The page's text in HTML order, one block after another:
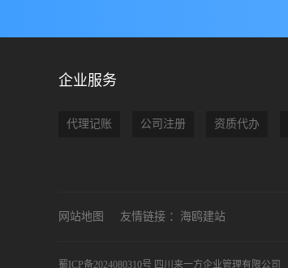
企业服务
代理记账 公司注册 资质代办
网站地图 友情链接 ： 海鸥建站
蜀ICP备2024080310号 四川来一方企业管理有限公司